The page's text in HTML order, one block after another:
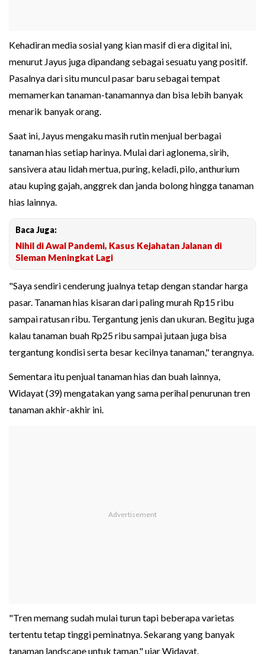
Kehadiran media sosial yang kian masif di era digital ini,
menurut Jayus juga dipandang sebagai sesuatu yang positif.
Pasalnya dari situ muncul pasar baru sebagai tempat
memamerkan tanaman-tanamannya dan bisa lebih banyak
menarik banyak orang.
Saat ini, Jayus mengaku masih rutin menjual berbagai
tanaman hias setiap harinya. Mulai dari aglonema, sirih,
sansivera atau lidah mertua, puring, keladi, pilo, anthurium
atau kuping gajah, anggrek dan janda bolong hingga tanaman
hias lainnya.
Baca Juga:
Nihil di Awal Pandemi, Kasus Kejahatan Jalanan di
Sleman Meningkat Lagi
"Saya sendiri cenderung jualnya tetap dengan standar harga
pasar. Tanaman hias kisaran dari paling murah Rp15 ribu
sampai ratusan ribu. Tergantung jenis dan ukuran. Begitu juga
kalau tanaman buah Rp25 ribu sampai jutaan juga bisa
tergantung kondisi serta besar kecilnya tanaman," terangnya.
Sementara itu penjual tanaman hias dan buah lainnya,
Widayat (39) mengatakan yang sama perihal penurunan tren
tanaman akhir-akhir ini.
"Tren memang sudah mulai turun tapi beberapa varietas
tertentu tetap tinggi peminatnya. Sekarang yang banyak
tanaman landscape untuk taman," ujar Widayat.